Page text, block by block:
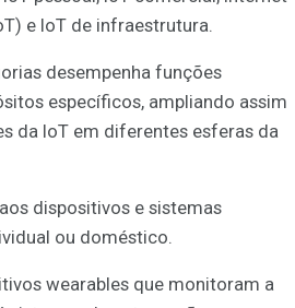
e IoT de infraestrutura.
desempenha funções
específicos, ampliando assim
da IoT em diferentes esferas da
dispositivos e sistemas
ou doméstico.
wearables que monitoram a